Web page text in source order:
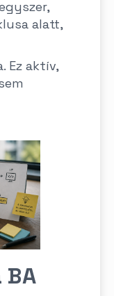
alatt,
Ez aktív,
BA